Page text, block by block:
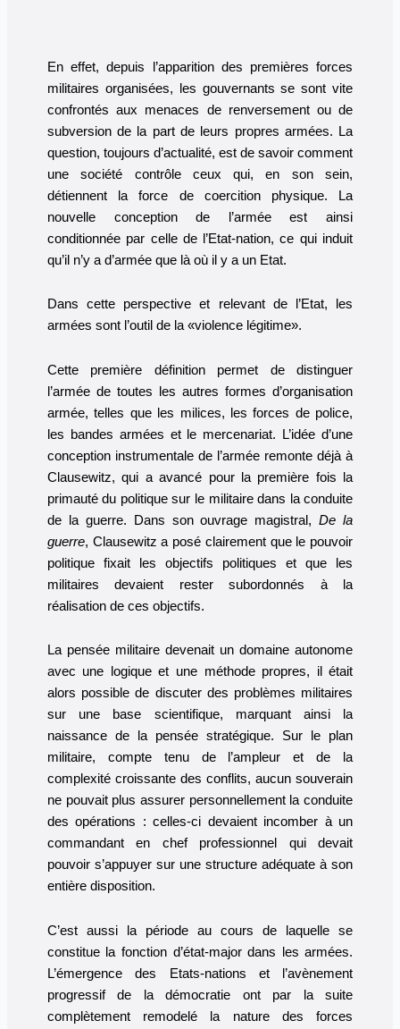
En effet, depuis l’apparition des premières forces
militaires organisées, les gouvernants se sont vite
confrontés aux menaces de renversement ou de
subversion de la part de leurs propres armées. La
question, toujours d’actualité, est de savoir comment
une société contrôle ceux qui, en son sein,
détiennent la force de coercition physique. La
nouvelle conception de l’armée est ainsi
conditionnée par celle de l’Etat-nation, ce qui induit
qu’il n’y a d’armée que là où il y a un Etat.
Dans cette perspective et relevant de l’Etat, les
armées sont l’outil de la «violence légitime».
Cette première définition permet de distinguer
l’armée de toutes les autres formes d’organisation
armée, telles que les milices, les forces de police,
les bandes armées et le mercenariat. L’idée d’une
conception instrumentale de l’armée remonte déjà à
Clausewitz, qui a avancé pour la première fois la
primauté du politique sur le militaire dans la conduite
de la guerre. Dans son ouvrage magistral,De la
guerre, Clausewitz a posé clairement que le pouvoir
politique fixait les objectifs politiques et que les
militaires devaient rester subordonnés à la
réalisation de ces objectifs.
La pensée militaire devenait un domaine autonome
avec une logique et une méthode propres, il était
alors possible de discuter des problèmes militaires
sur une base scientifique, marquant ainsi la
naissance de la pensée stratégique. Sur le plan
militaire, compte tenu de l’ampleur et de la
complexité croissante des conflits, aucun souverain
ne pouvait plus assurer personnellement la conduite
des opérations : celles-ci devaient incomber à un
commandant en chef professionnel qui devait
pouvoir s’appuyer sur une structure adéquate à son
entière disposition.
C’est aussi la période au cours de laquelle se
constitue la fonction d’état-major dans les armées.
L’émergence des Etats-nations et l’avènement
progressif de la démocratie ont par la suite
complètement remodelé la nature des forces